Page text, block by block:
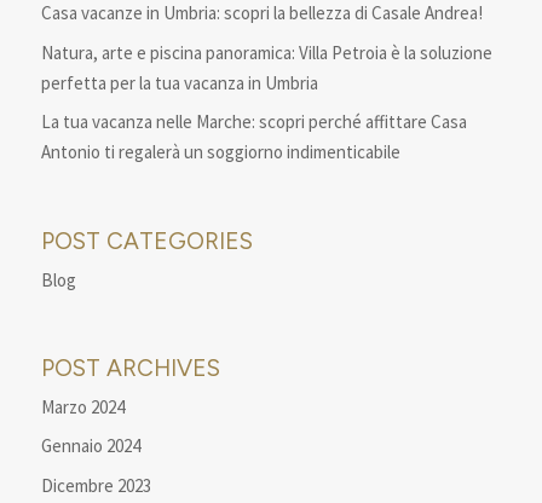
Casa vacanze in Umbria: scopri la bellezza di Casale Andrea!
Natura, arte e piscina panoramica: Villa Petroia è la soluzione
perfetta per la tua vacanza in Umbria
La tua vacanza nelle Marche: scopri perché affittare Casa
Antonio ti regalerà un soggiorno indimenticabile
POST CATEGORIES
Blog
POST ARCHIVES
Marzo 2024
Gennaio 2024
Dicembre 2023